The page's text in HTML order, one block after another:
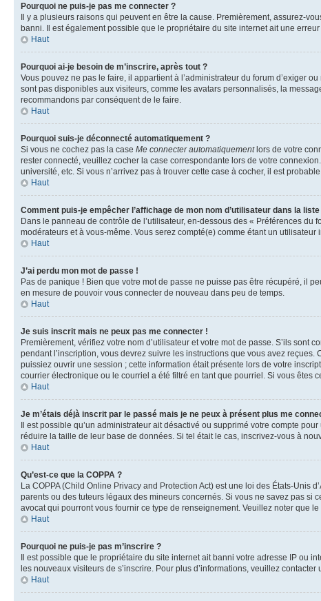
Pourquoi ne puis-je pas me connecter ?
Il y a plusieurs raisons qui peuvent en être la cause. Premièrement, assurez-
banni. Il est également possible que le propriétaire du site internet ait une
Haut
Pourquoi ai-je besoin de m’inscrire, après tout ?
Vous pouvez ne pas le faire, il appartient à l’administrateur du forum d’exiger
sont pas disponibles aux visiteurs, comme les avatars personnalisés, la
recommandons par conséquent de le faire.
Haut
Pourquoi suis-je déconnecté automatiquement ?
Si vous ne cochez pas la case Me connecter automatiquementlors de votre
rester connecté, veuillez cocher la case correspondante lors de votre
université, etc. Si vous n’arrivez pas à trouver cette case à cocher, il est
Haut
Comment puis-je empêcher l’affichage de mon nom d’utilisateur dans la
Dans le panneau de contrôle de l’utilisateur, en-dessous des « Préférences du
modérateurs et à vous-même. Vous serez compté(e) comme étant un utilisateur
Haut
J’ai perdu mon mot de passe !
Pas de panique ! Bien que votre mot de passe ne puisse pas être récupéré, il
en mesure de pouvoir vous connecter de nouveau dans peu de temps.
Haut
Je suis inscrit mais ne peux pas me connecter !
Premièrement, vérifiez votre nom d’utilisateur et votre mot de passe. S’ils sont
pendant l’inscription, vous devrez suivre les instructions que vous avez
puissiez ouvrir une session ; cette information était présente lors de votre
courrier électronique ou le courriel a été filtré en tant que pourriel. Si vous êtes
Haut
Je m’étais déjà inscrit par le passé mais je ne peux à présent plus me
Il est possible qu’un administrateur ait désactivé ou supprimé votre compte
réduire la taille de leur base de données. Si tel était le cas, inscrivez-vous à
Haut
Qu’est-ce que la COPPA ?
La COPPA (Child Online Privacy and Protection Act) est une loi des États-
parents ou des tuteurs légaux des mineurs concernés. Si vous ne savez pas
avocat qui pourront vous fournir ce type de renseignement. Veuillez noter que
Haut
Pourquoi ne puis-je pas m’inscrire ?
Il est possible que le propriétaire du site internet ait banni votre adresse IP ou
les nouveaux visiteurs de s’inscrire. Pour plus d’informations, veuillez contacter
Haut